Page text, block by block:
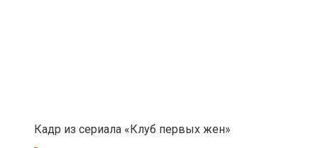
Кадр из сериала «Клуб первых жен»